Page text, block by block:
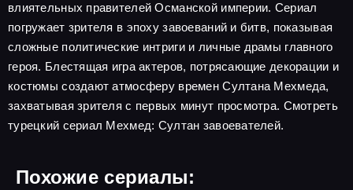
влиятельных правителей Османской империи. Сериал
погружает зрителя в эпоху завоеваний и битв, показывая
сложные политические интриги и личные драмы главного
героя. Блестящая игра актеров, потрясающие декорации и
костюмы создают атмосферу времен Султана Мехмеда,
захватывая зрителя с первых минут просмотра. Смотреть
турецкий сериал Мехмед: Султан завоевателей.
Похожие сериалы: